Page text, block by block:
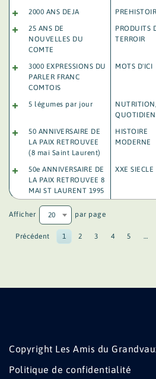
2000 ANS DEJA
25 ANS DE
NOUVELLES DU
COMTE
PRODUITS
TERROIR
3000 EXPRESSIONS DU
PARLER FRANC
COMTOIS
MOTS D'ICI
5 légumes par jour NUTRITION,
50 ANNIVERSAIRE DE
LA PAIX RETROUVEE
(8 mai Saint Laurent)
HISTOIRE
MODERNE
50e ANNIVERSAIRE DE
LA PAIX RETROUVEE 8
MAI ST LAURENT 1995
XXE SIECLE
Afficher 20 par page
Précédent 1 2 3 4 5 …
Copyright Les Amis du
Politique de confidentialité